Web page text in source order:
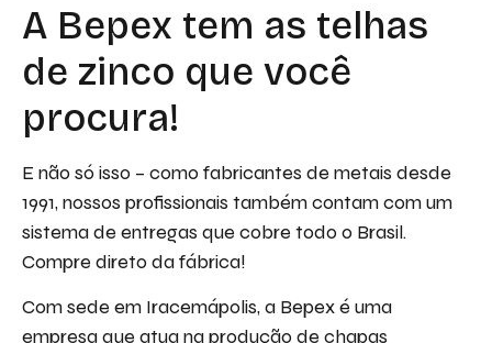
A Bepex tem as telhas
de zinco que você
procura!
E não só isso – como fabricantes de metais desde
1991, nossos profissionais também contam com um
sistema de entregas que cobre todo o Brasil.
Compre direto da fábrica!
Com sede em Iracemápolis, a Bepex é uma
empresa que atua na produção de chapas